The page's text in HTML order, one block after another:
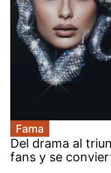
Fama
Del drama al
fans y se